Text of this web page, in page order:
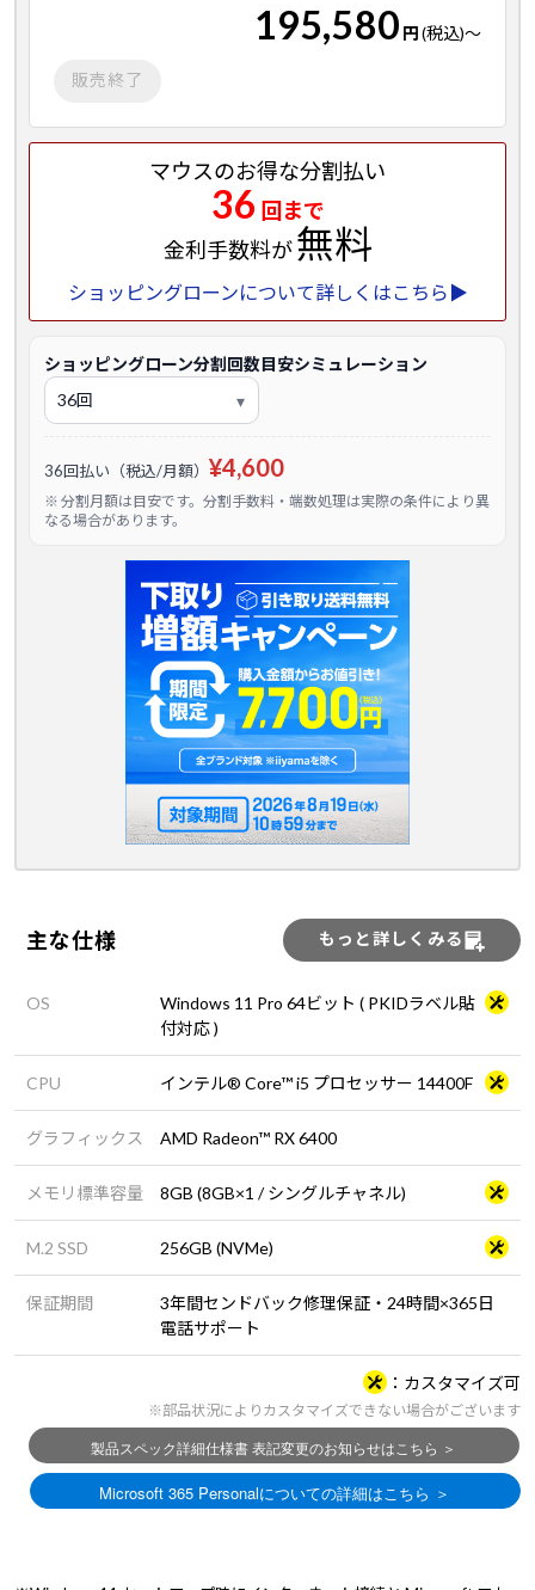
195,580 円(税込)～
販売終了
マウスのお得な分割払い
36 回まで
金利手数料が無料
ショッピングローンについて詳しくはこちら▶
ショッピングローン分割回数目安シミュレーション
36回払い（税込/月額） ¥4,600
※ 分割月額は目安です。分割手数料・端数処理は実際の条件により異
なる場合があります。
主な仕様 もっと詳しくみる
OS
Windows 11 Pro 64ビット ( PKIDラベル貼
付対応 )
CPU インテル® Core™ i5 プロセッサー 14400F
グラフィックス AMD Radeon™ RX 6400
メモリ標準容量 8GB (8GB×1 / シングルチャネル)
M.2 SSD 256GB (NVMe)
保証期間
3年間センドバック修理保証・24時間×365日
電話サポート
カスタマイズ可
※部品状況によりカスタマイズできない場合がございます